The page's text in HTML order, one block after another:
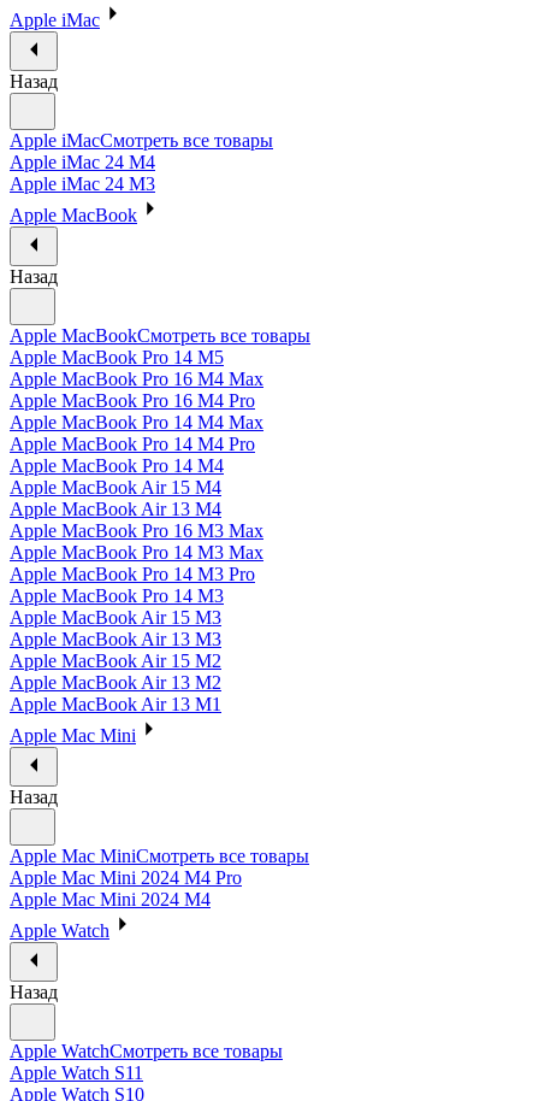
Apple iMac
Назад
Apple iMacСмотреть все товары
Apple iMac 24 M4
Apple iMac 24 M3
Apple MacBook
Назад
Apple MacBookСмотреть все товары
Apple MacBook Pro 14 M5
Apple MacBook Pro 16 M4 Max
Apple MacBook Pro 16 M4 Pro
Apple MacBook Pro 14 M4 Max
Apple MacBook Pro 14 M4 Pro
Apple MacBook Pro 14 M4
Apple MacBook Air 15 M4
Apple MacBook Air 13 M4
Apple MacBook Pro 16 M3 Max
Apple MacBook Pro 14 M3 Max
Apple MacBook Pro 14 M3 Pro
Apple MacBook Pro 14 M3
Apple MacBook Air 15 M3
Apple MacBook Air 13 M3
Apple MacBook Air 15 M2
Apple MacBook Air 13 M2
Apple MacBook Air 13 M1
Apple Mac Mini
Назад
Apple Mac MiniСмотреть все товары
Apple Mac Mini 2024 M4 Pro
Apple Mac Mini 2024 M4
Apple Watch
Назад
Apple WatchСмотреть все товары
Apple Watch S11
Apple Watch S10